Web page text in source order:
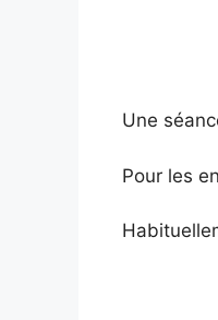
Une
Pour les